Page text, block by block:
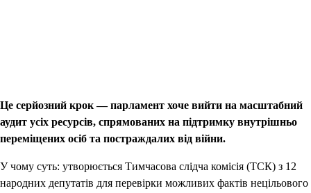
Це серйозний крок — парламент хоче вийти на масштабний
аудит усіх ресурсів, спрямованих на підтримку внутрішньо
переміщених осіб та постраждалих від війни.
У чому суть: утворюється Тимчасова слідча комісія (ТСК) з 12
народних депутатів для перевірки можливих фактів нецільового